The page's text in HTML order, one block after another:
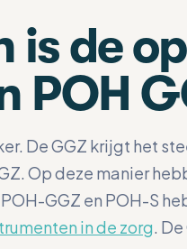
is de
POH
De GGZ krijgt het
Op deze manier
POH-GGZ en POH-S
in de zorg.